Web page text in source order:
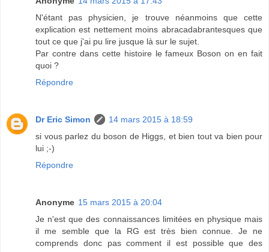
N'étant pas physicien, je trouve néanmoins que cette
explication est nettement moins abracadabrantesques que
tout ce que j'ai pu lire jusque là sur le sujet.
Par contre dans cette histoire le fameux Boson on en fait
quoi ?
Répondre
Dr Eric Simon
14 mars 2015 à 18:59
si vous parlez du boson de Higgs, et bien tout va bien pour
lui ;-)
Répondre
Anonyme 15 mars 2015 à 20:04
Je n'est que des connaissances limitées en physique mais
il me semble que la RG est très bien connue. Je ne
comprends donc pas comment il est possible que des